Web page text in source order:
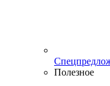
Полезное